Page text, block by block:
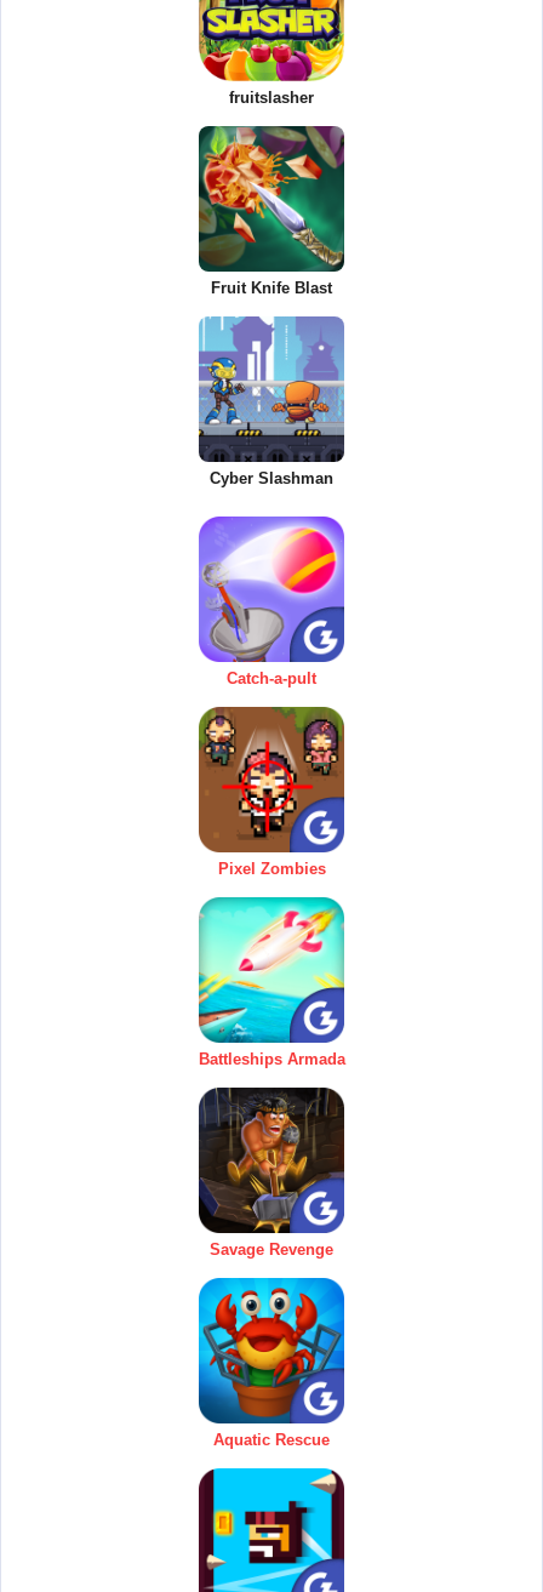
fruitslasher
Fruit Knife Blast
Cyber Slashman
Catch-a-pult
Pixel Zombies
Battleships Armada
Savage Revenge
Aquatic Rescue